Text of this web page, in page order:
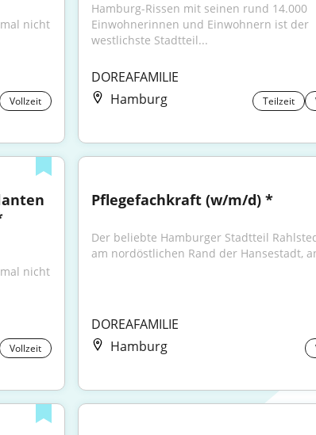
nicht
Vollzeit
Hamburg-Rissen mit seinen rund 14.000
Einwohnerinnen und Einwohnern ist der
westlichste Stadtteil...
DOREAFAMILIE
Hamburg
Teilzeit
nicht
Vollzeit
Pflegefachkraft (w/m/d) *
Der beliebte Hamburger Stadtteil
am nordöstlichen Rand der Hansestadt,
DOREAFAMILIE
Hamburg